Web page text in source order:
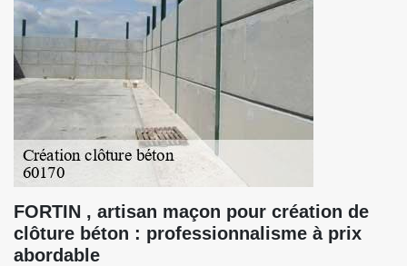
FORTIN , artisan maçon pour création de
clôture béton : professionnalisme à prix
abordable